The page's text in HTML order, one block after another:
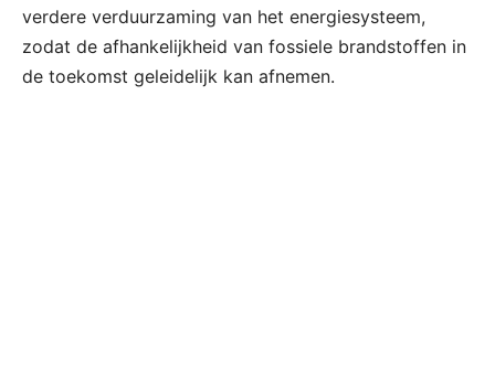
verdere verduurzaming van het energiesysteem,
zodat de afhankelijkheid van fossiele brandstoffen in
de toekomst geleidelijk kan afnemen.